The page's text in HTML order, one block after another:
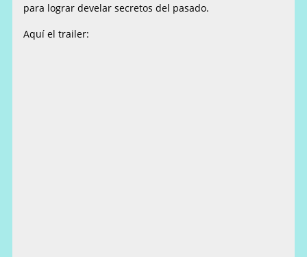
para lograr develar secretos del pasado.
Aquí el trailer: